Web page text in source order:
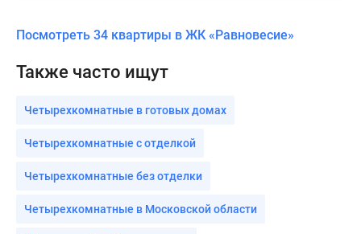
Посмотреть 34 квартиры в ЖК «Равновесие»
Также часто ищут
Четырехкомнатные в готовых домах
Четырехкомнатные с отделкой
Четырехкомнатные без отделки
Четырехкомнатные в Московской области